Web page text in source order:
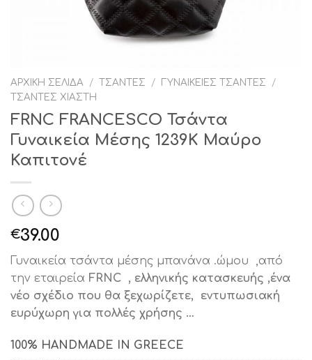
ΑΡΧΙΚΉ ΣΕΛΊΔΑ / ΤΣΆΝΤΕΣ / ΓΥΝΑΙΚΕΊΕΣ ΤΣΆΝΤΕΣ
/
ΤΣΆΝΤΕΣ ΧΙΑΣΤΉ
FRNC FRANCESCO Τσάντα
Γυναικεία Μέσης 1239Κ Μαύρο
Καπιτονέ
€39.00
Γυναικεία τσάντα μέσης μπανάνα .ώμου ,από
την εταιρεία FRNC , ελληνικής κατασκευής ,ένα
νέο σχέδιο που θα ξεχωρίζετε, εντυπωσιακή
ευρύχωρη για πολλές χρήσης …
100% HANDMADE IN GREECE